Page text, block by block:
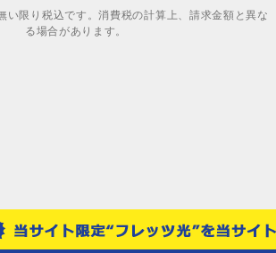
い限り税込です。消費税の計算上、請求金額と異な
る場合があります。